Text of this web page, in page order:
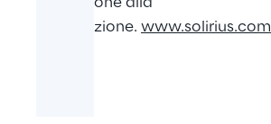
realizzazione. www.solirius.com